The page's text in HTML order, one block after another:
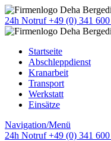
24h Notruf +49 (0) 341
Startseite
Abschleppdienst
Kranarbeit
Transport
Werkstatt
Einsätze
Navigation/Menü
24h Notruf +49 (0) 341